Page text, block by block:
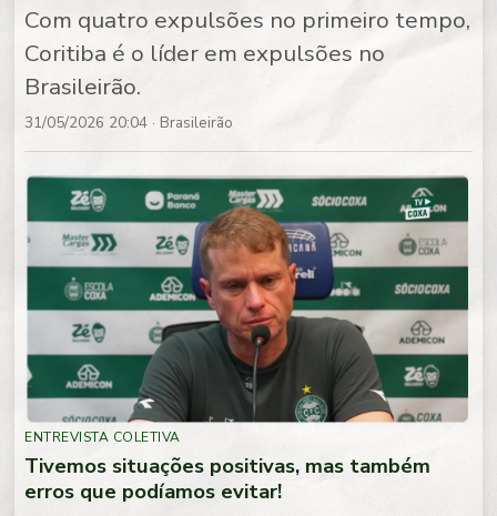
Com quatro expulsões no primeiro tempo,
Coritiba é o líder em expulsões no
Brasileirão.
31/05/2026 20:04 · Brasileirão
ENTREVISTA COLETIVA
Tivemos situações positivas, mas também
erros que podíamos evitar!